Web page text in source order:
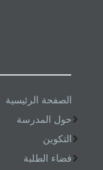
الصفحة الرئيسية
حول المدرسة
التكوين
فضاء الطلبة